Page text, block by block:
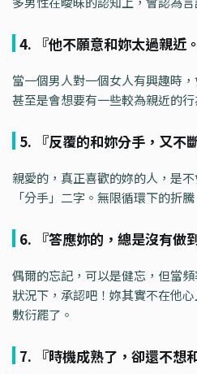
4. 『他不願意和妳太過親近。
當一個男人對一個女人有興趣時
甚至是會想要有一些較為親近的
5. 『反覆的和妳分手，又不
親愛的，真正喜歡的妳的人，是
「分手」二字。無限循環下的折
6. 『答應妳的，總是沒有做
偶爾的忘記，可以是健忘，但當
狀況下，承認吧！妳其實不在他
敷衍罷了。
7. 『時機成熟了，卻還不想